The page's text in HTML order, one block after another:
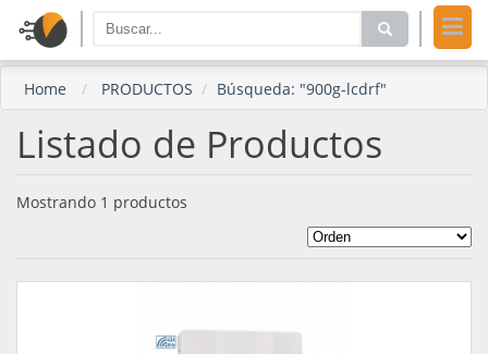
Home PRODUCTOS Búsqueda: "900g-lcdrf"
Listado de Productos
Mostrando 1 productos